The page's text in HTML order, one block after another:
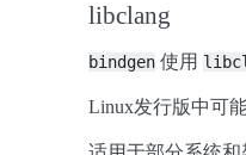
libclang
bindgen 使用
Linux发行版中可